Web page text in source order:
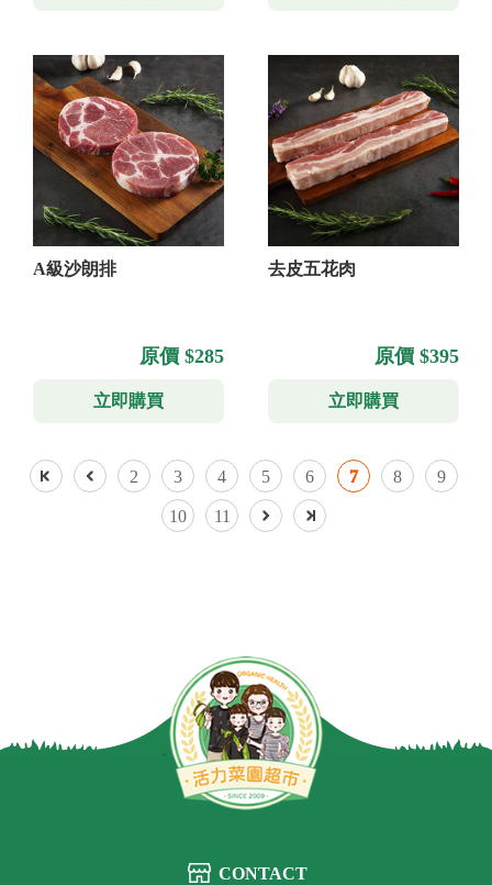
A級沙朗排
原價 $285
立即購買
去皮五花肉
原價 $395
立即購買
2 3 4 5 6 7 8 9
10 11
CONTACT